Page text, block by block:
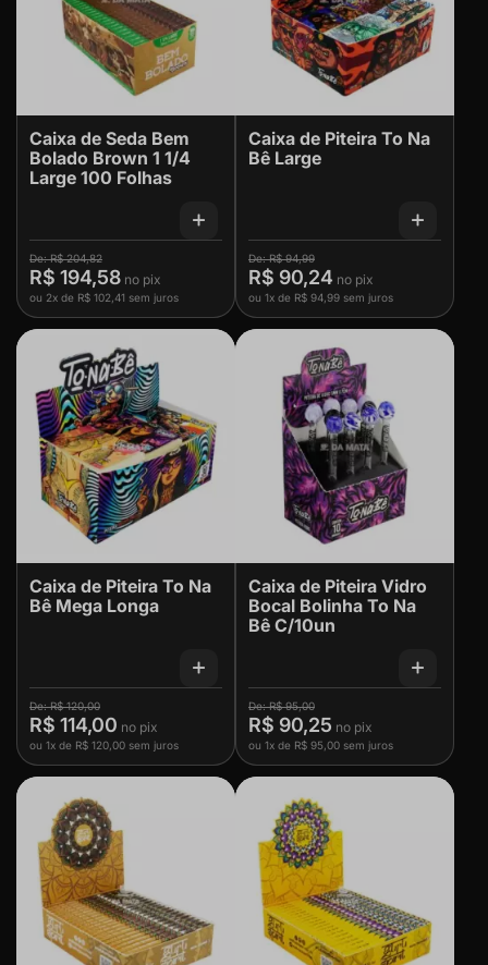
Caixa de Seda Bem
Bolado Brown 1 1/4
Large 100 Folhas
R$ 204,82
R$ 194,58
ou 2x de R$ 102,41 sem juros
Caixa de Piteira To Na
Bê Large
R$ 94,99
R$ 90,24
ou 1x de R$ 94,99 sem juros
Caixa de Piteira To Na
Bê Mega Longa
R$ 120,00
R$ 114,00
ou 1x de R$ 120,00 sem juros
Caixa de Piteira Vidro
Bocal Bolinha To Na
Bê C/10un
R$ 95,00
R$ 90,25
ou 1x de R$ 95,00 sem juros